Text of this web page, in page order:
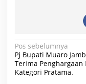
N
a
v
Pos sebelumnya
Pj Bupati Muaro
Terima Penghargaan
Kategori Pratama.